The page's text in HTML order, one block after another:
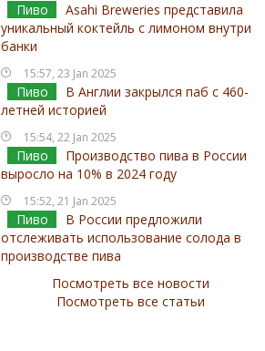
Пиво
Asahi Breweries представила
уникальный коктейль с лимоном внутри
банки
15:57, 23 Jan 2025
Пиво
В Англии закрылся паб с 460-
летней историей
15:54, 22 Jan 2025
Пиво
Производство пива в России
выросло на 10% в 2024 году
15:52, 21 Jan 2025
Пиво
В России предложили
отслеживать использование солода в
производстве пива
Посмотреть все новости
Посмотреть все статьи